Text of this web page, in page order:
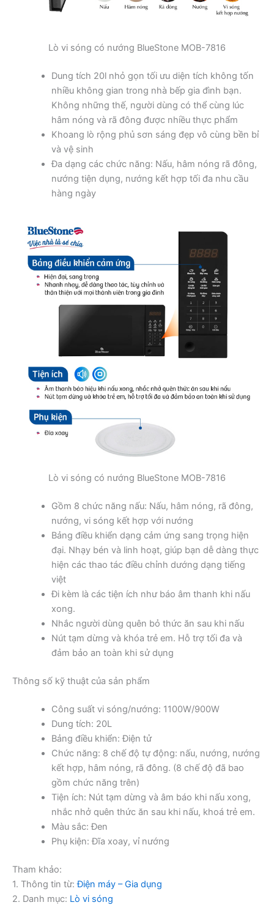
Lò vi sóng có nướng BlueStone MOB-7816
Dung tích 20l nhỏ gọn tối ưu diện tích không tốn
nhiều không gian trong nhà bếp gia đình bạn.
Không những thế, người dùng có thể cùng lúc
hâm nóng và rã đông được nhiều thực phẩm
Khoang lò rộng phủ sơn sáng đẹp vô cùng bền bỉ
và vệ sinh
Đa dạng các chức năng: Nấu, hâm nóng rã đông,
nướng tiện dụng, nướng kết hợp tối đa nhu cầu
hàng ngày
Lò vi sóng có nướng BlueStone MOB-7816
Gồm 8 chức năng nấu: Nấu, hâm nóng, rã đông,
nướng, vi sóng kết hợp với nướng
Bảng điều khiển dạng cảm ứng sang trọng hiện
đại. Nhạy bén và linh hoạt, giúp bạn dễ dàng thực
hiện các thao tác điều chỉnh dướng dạng tiếng
việt
Đi kèm là các tiện ích như báo âm thanh khi nấu
xong.
Nhắc người dùng quên bỏ thức ăn sau khi nấu
Nút tạm dừng và khóa trẻ em. Hỗ trợ tối đa và
đảm bảo an toàn khi sử dụng
Thông số kỹ thuật của sản phẩm
Công suất vi sóng/nướng: 1100W/900W
Dung tích: 20L
Bảng điều khiển: Điện tử
Chức năng: 8 chế độ tự động: nấu, nướng, nướng
kết hợp, hâm nóng, rã đông. (8 chế độ đã bao
gồm chức năng trên)
Tiện ích: Nút tạm dừng và âm báo khi nấu xong,
nhắc nhở quên thức ăn sau khi nấu, khoá trẻ em.
Màu sắc: Đen
Phụ kiện: Đĩa xoay, vỉ nướng
Tham khảo:
1. Thông tin từ:Điện máy – Gia dụng
2. Danh mục: Lò vi sóng